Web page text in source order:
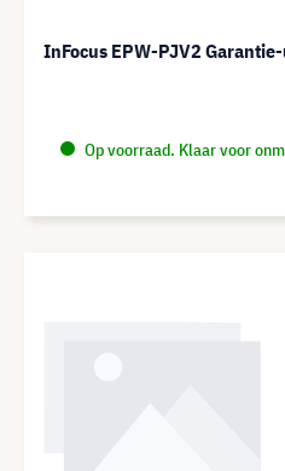
InFocus EPW-PJV2
Op voorraad. Klaar voor